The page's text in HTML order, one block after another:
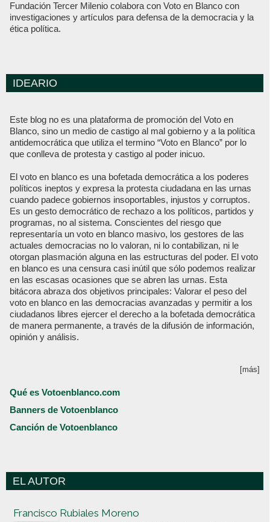
Fundación Tercer Milenio colabora con Voto en Blanco con
investigaciones y artículos para defensa de la democracia y la
ética política.
IDEARIO
Este blog no es una plataforma de promoción del Voto en
Blanco, sino un medio de castigo al mal gobierno y a la política
antidemocrática que utiliza el termino “Voto en Blanco” por lo
que conlleva de protesta y castigo al poder inicuo.
El voto en blanco es una bofetada democrática a los poderes
políticos ineptos y expresa la protesta ciudadana en las urnas
cuando padece gobiernos insoportables, injustos y corruptos.
Es un gesto democrático de rechazo a los políticos, partidos y
programas, no al sistema. Conscientes del riesgo que
representaría un voto en blanco masivo, los gestores de las
actuales democracias no lo valoran, ni lo contabilizan, ni le
otorgan plasmación alguna en las estructuras del poder. El voto
en blanco es una censura casi inútil que sólo podemos realizar
en las escasas ocasiones que se abren las urnas. Esta
bitácora abraza dos objetivos principales: Valorar el peso del
voto en blanco en las democracias avanzadas y permitir a los
ciudadanos libres ejercer el derecho a la bofetada democrática
de manera permanente, a través de la difusión de información,
opinión y análisis.
[más]
Qué es Votoenblanco.com
Banners de Votoenblanco
Canción de Votoenblanco
EL AUTOR
Francisco Rubiales Moreno